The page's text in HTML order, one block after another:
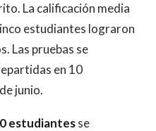
La calificación media
estudiantes lograron
Las pruebas se
en 10
junio.
estudiantesse